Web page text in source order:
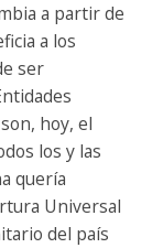
a partir de
a los
ser
hoy, el
los y las
quería
Universal
del país